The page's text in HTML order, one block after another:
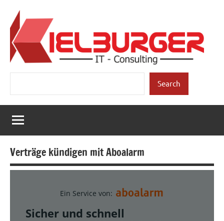
Inhalt
springen
Kielburger
IT-
Consulting
Search
Verträge kündigen mit Aboalarm